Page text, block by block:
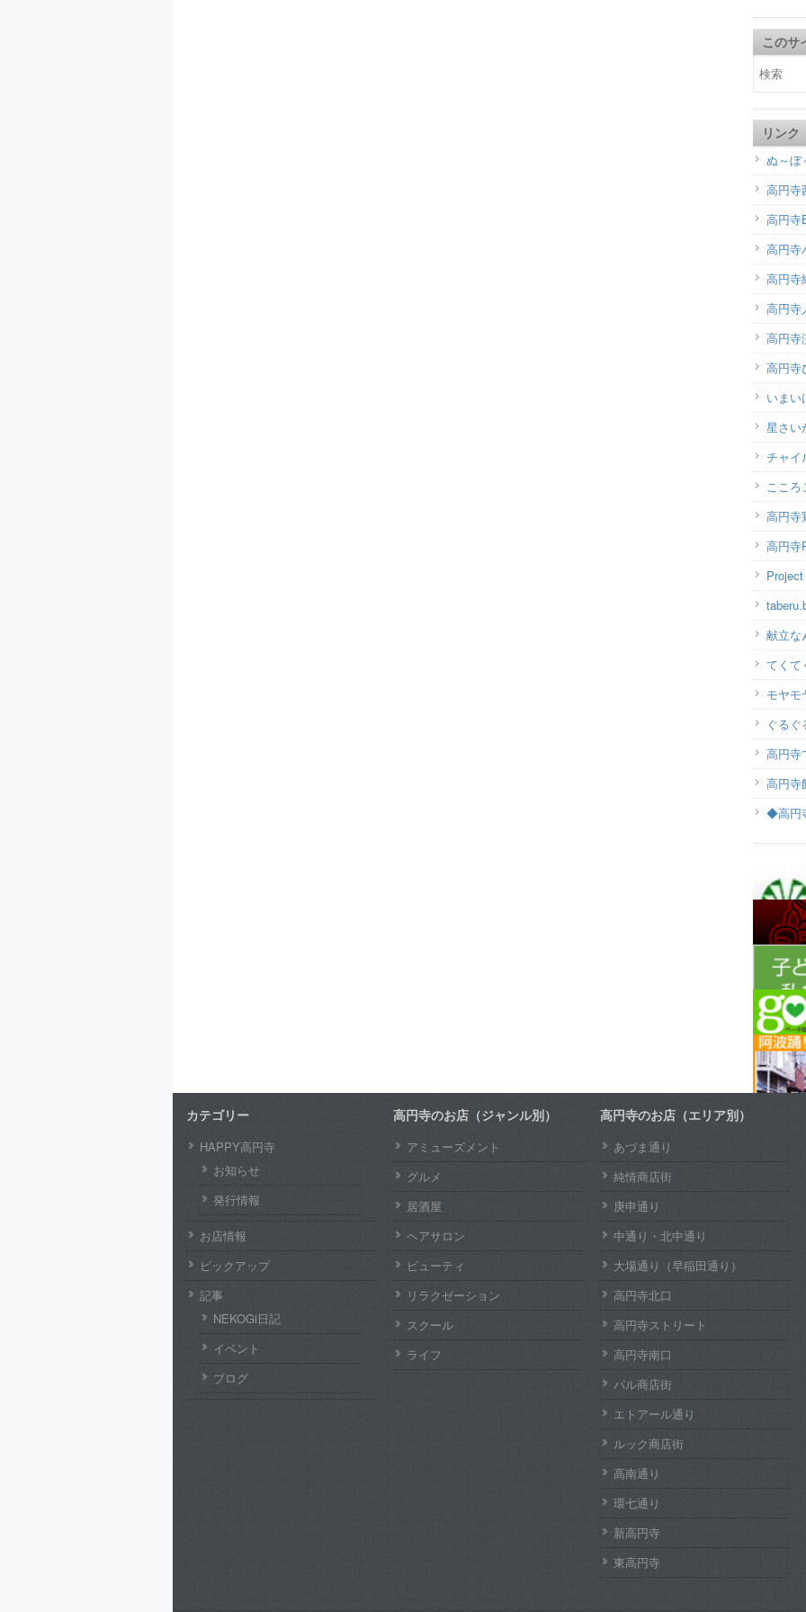
このサ
リンク
ぬ～ぼ
高円寺
高円寺
高円寺
高円寺
高円寺
高円寺
高円寺
いまい
星さい
チャイ
こころ
高円寺
高円寺
献立な
てくて
モヤモ
ぐる
高円寺
高円寺
◆高円
カテゴリー
HAPPY高円寺
お知らせ
発行情報
お店情報
ピックアップ
記事
NEKOGi日記
イベント
ブログ
高円寺のお店（ジャンル別）
アミューズメント
グルメ
居酒屋
ヘアサロン
ビューティ
リラクゼーション
スクール
ライフ
高円寺のお店（エリア別）
あづま通り
純情商店街
庚申通り
中通り・北中通り
大場通り（早稲田通り）
高円寺北口
高円寺ストリート
高円寺南口
パル商店街
エトアール通り
ルック商店街
高南通り
環七通り
新高円寺
東高円寺